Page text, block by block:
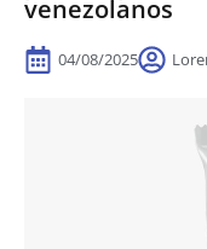
venezolanos
04/08/2025